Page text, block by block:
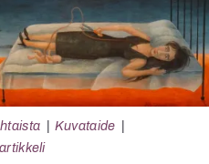
Kuvataide